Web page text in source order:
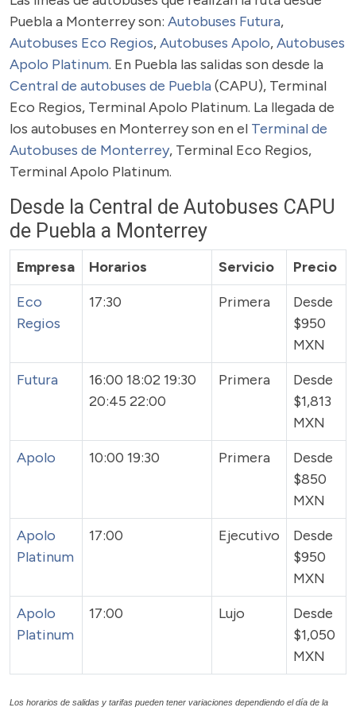
Puebla a Monterrey son: Autobuses Futura,
Autobuses Eco Regios,Autobuses Apolo,Autobuses
Apolo Platinum. En Puebla las salidas son desde la
Central de autobuses de Puebla(CAPU), Terminal
Eco Regios, Terminal Apolo Platinum. La llegada de
los autobuses en Monterrey son en el Terminal de
Autobuses de Monterrey, Terminal Eco Regios,
Terminal Apolo Platinum.
Desde la Central de Autobuses CAPU
de Puebla a Monterrey
Empresa Horarios Servicio
Precio
Eco
Regios
17:30 Primera
Desde
$950
MXN
Futura
16:00 18:02 19:30
20:45 22:00
Primera
Desde
$1,813
MXN
Apolo
10:00 19:30 Primera
Desde
$850
MXN
Apolo
Platinum
17:00 Ejecutivo
Desde
$950
MXN
Apolo
Platinum
17:00 Lujo
Desde
$1,050
MXN
Los horarios de salidas y tarifas pueden tener variaciones dependiendo el día de la